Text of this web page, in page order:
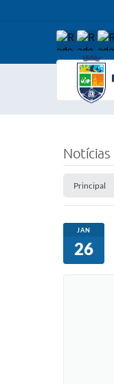
Notícias
Principal
JAN
26